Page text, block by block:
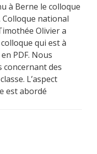
à Berne le colloque
national
Olivier a
qui est à
PDF. Nous
des
L’aspect
est abordé